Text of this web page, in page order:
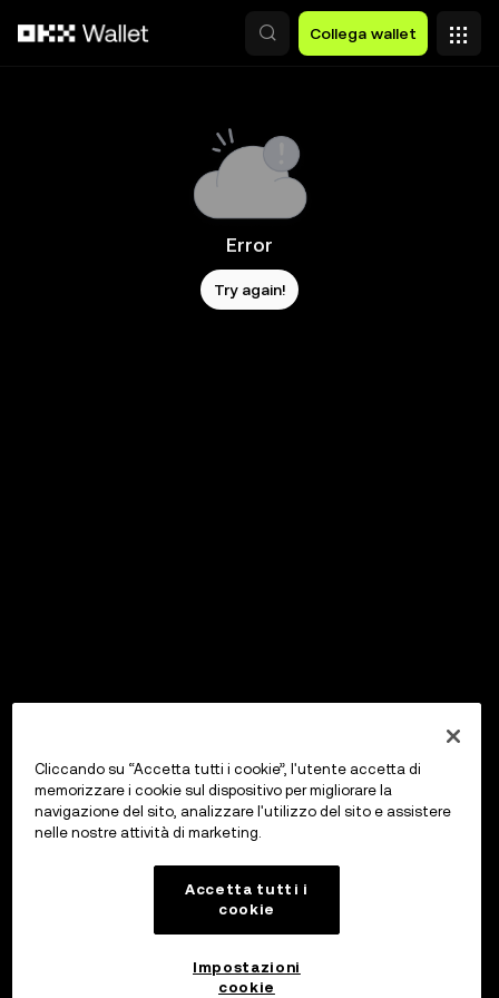
Collega wallet
Error
Try again!
Cliccando su “Accetta tutti i cookie”, l'utente accetta di
memorizzare i cookie sul dispositivo per migliorare la
navigazione del sito, analizzare l'utilizzo del sito e assistere
nelle nostre attività di marketing.
Accetta tutti i
cookie
Impostazioni
cookie